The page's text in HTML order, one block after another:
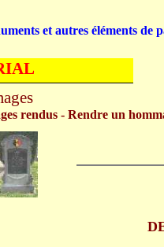
rendus - Rendre un
et autres éléments de